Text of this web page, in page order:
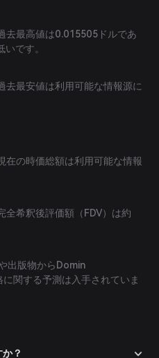
最高値は0.015505ドルであ
です。
最安値は利用可能な情報源に
の時価総額は利用可能な情報
希釈後評価額（FDV）は約
出版物からDomin
関する予測は入手されていま
？